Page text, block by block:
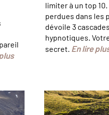
limiter à un top
perdues dans les
dévoile 3
hypnotiques.
secret. En lire
© Marcos -